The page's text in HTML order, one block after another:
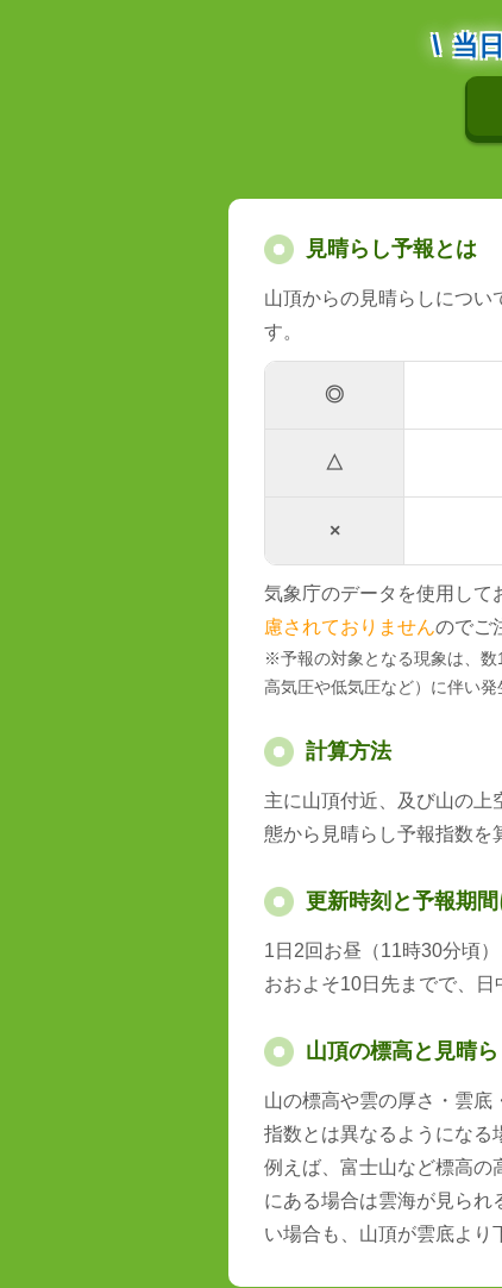
当
見晴らし予報とは
山頂からの見晴らしについ
す。
◎
△
×
気象庁のデータを使用して
慮されておりませんのでご
※予報の対象となる現象は、数
高気圧や低気圧など）に伴い発
計算方法
主に山頂付近、及び山の上
態から見晴らし予報指数を
更新時刻と予報期
1日2回お昼（11時30分頃
おおよそ10日先までで、日
山頂の標高と見晴ら
山の標高や雲の厚さ・雲底
指数とは異なるようになる
例えば、富士山など標高の
にある場合は雲海が見られ
い場合も、山頂が雲底より